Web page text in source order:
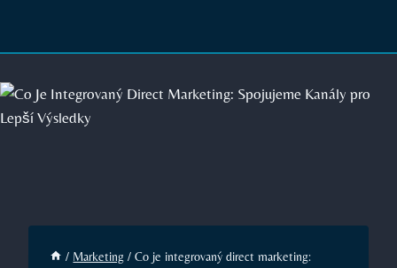
/ Marketing / Co je integrovaný direct marketing: